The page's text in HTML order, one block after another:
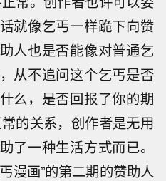
就像乞丐一样跪下向赞
人也是否能像对普通乞
从不追问这个乞丐是否
么，是否回报了你的期
的关系，创作者是无用
了一种生活方式而已。
漫画”的第二期的赞助人